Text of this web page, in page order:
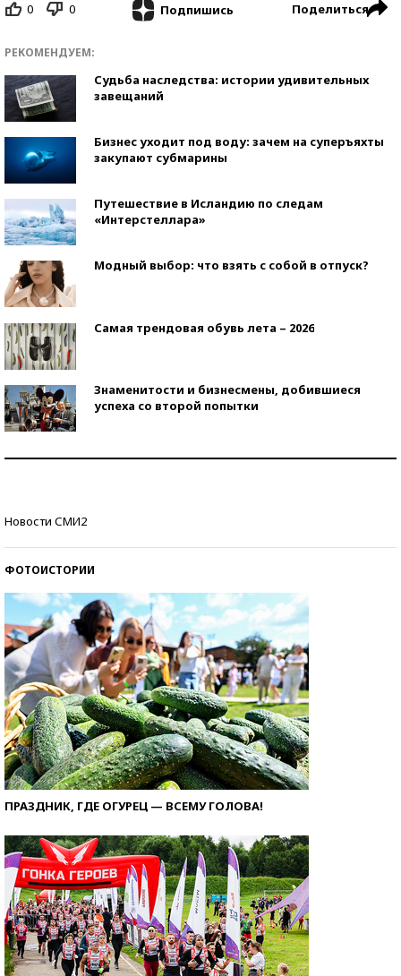
0 0 Подпишись Поделиться
РЕКОМЕНДУЕМ:
Судьба наследства: истории удивительных
завещаний
Бизнес уходит под воду: зачем на суперъяхты
закупают субмарины
Путешествие в Исландию по следам
«Интерстеллара»
Модный выбор: что взять с собой в отпуск?
Самая трендовая обувь лета – 2026
Знаменитости и бизнесмены, добившиеся
успеха со второй попытки
Новости СМИ2
ФОТОИСТОРИИ
ПРАЗДНИК, ГДЕ ОГУРЕЦ — ВСЕМУ ГОЛОВА!